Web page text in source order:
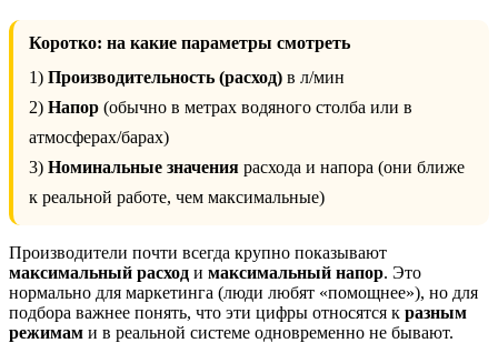
Коротко: на какие параметры смотреть
1) Производительность (расход) в л/мин
2) Напор (обычно в метрах водяного столба или в
атмосферах/барах)
3) Номинальные значения расхода и напора (они ближе
к реальной работе, чем максимальные)
Производители почти всегда крупно показывают
максимальный расход и максимальный напор. Это
нормально для маркетинга (люди любят «помощнее»), но для
подбора важнее понять, что эти цифры относятся к разным
режимам и в реальной системе одновременно не бывают.